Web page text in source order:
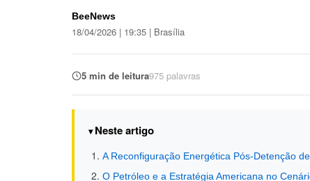
BeeNews
18/04/2026 | 19:35 | Brasília
5 min de leitura975 palavras
Neste artigo
A Reconfiguração Energética Pós-Detenção
O Petróleo e a Estratégia Americana no